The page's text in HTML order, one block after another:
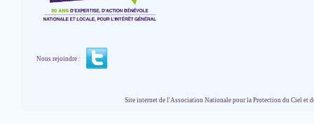
Nous rejoindre :
Site internet de l'Association Nationale pour la Protection du Ciel et de